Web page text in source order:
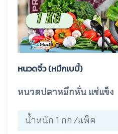
หนวดจิ๋ว (หมึกเบบี้)
หนวดปลาหมึกหั่น แช่แข็ง
น้ำหนัก 1 กก./แพ็ค